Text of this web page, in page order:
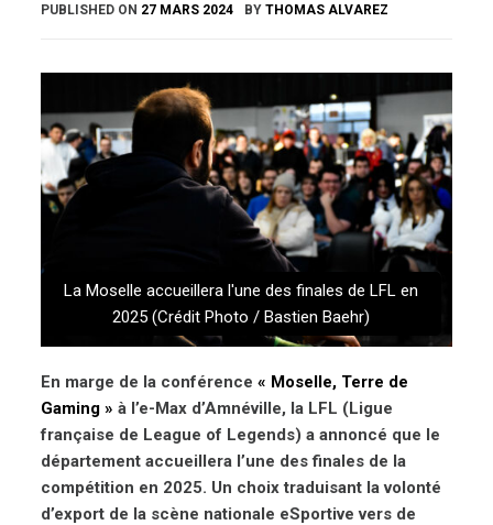
PUBLISHED ON 27 MARS 2024 BYTHOMAS ALVAREZ
La Moselle accueillera l'une des finales de LFL en
2025 (Crédit Photo / Bastien Baehr)
En marge de la conférence« Moselle, Terre de
Gaming » à l’e-Max d’Amnéville, la LFL (Ligue
française de League of Legends) a annoncé que le
département accueillera l’une des finales de la
compétition en 2025. Un choix traduisant la volonté
d’export de la scène nationale eSportive vers de